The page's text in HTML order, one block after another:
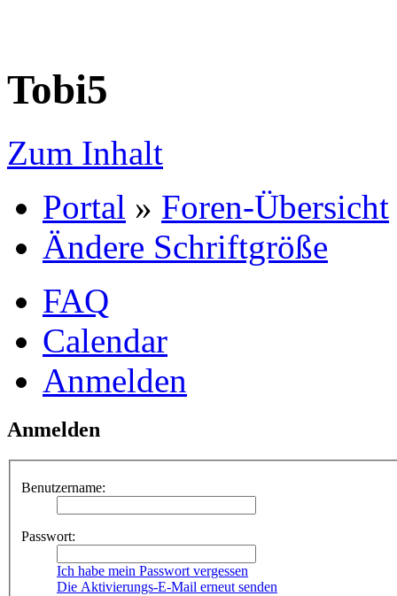
Tobi5
Zum Inhalt
Portal » Foren-Übersicht
Ändere Schriftgröße
FAQ
Calendar
Anmelden
Anmelden
Benutzername:
Passwort:
Ich habe mein Passwort vergessen
Die Aktivierungs-E-Mail erneut senden